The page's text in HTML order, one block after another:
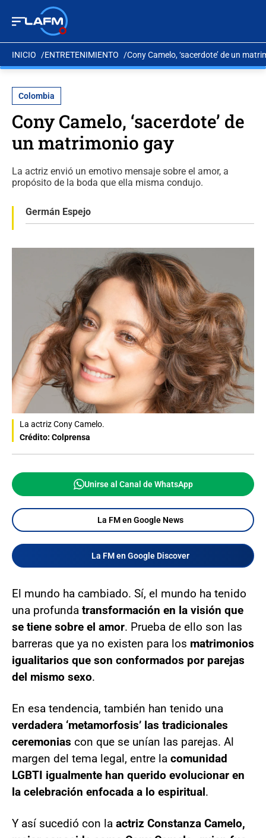
INICIO ENTRETENIMIENTO Cony Camelo, ‘sacerdote’ de un
Colombia
Cony Camelo, ‘sacerdote’ de
un matrimonio gay
La actriz envió un emotivo mensaje sobre el amor, a
propósito de la boda que ella misma condujo.
Germán Espejo
La actriz Cony Camelo.
Crédito: Colprensa
Unirse al Canal de WhatsApp
La FM en Google News
La FM en Google Discover
El mundo ha cambiado. Sí, el mundo ha tenido
una profunda transformación en la visión que
se tiene sobre el amor. Prueba de ello son las
barreras que ya no existen para los matrimonios
igualitarios que son conformados por parejas
del mismo sexo.
En esa tendencia, también han tenido una
verdadera ‘metamorfosis’ las tradicionales
ceremonias con que se unían las parejas. Al
margen del tema legal, entre la comunidad
LGBTI igualmente han querido evolucionar en
la celebración enfocada a lo espiritual.
Y así sucedió con la actriz Constanza Camelo,